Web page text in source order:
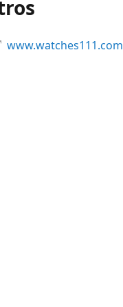
www.watches111.com